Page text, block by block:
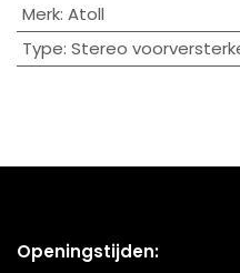
Merk: Atoll
Type: Stereo
Openingstijden: